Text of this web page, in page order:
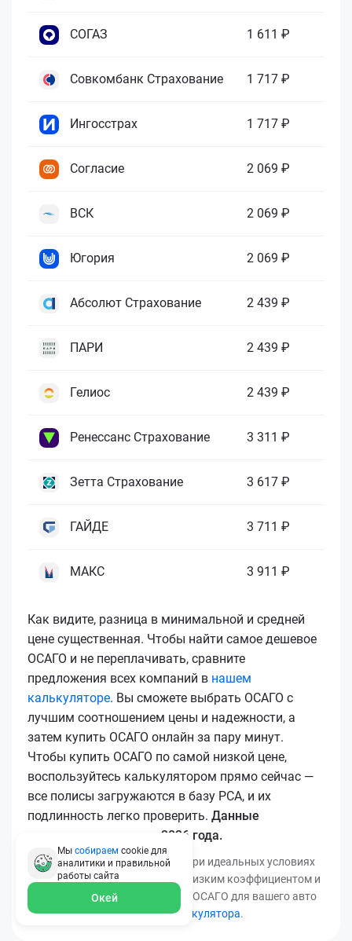
СОГАЗ 1 611 ₽
Совкомбанк Страхование 1 717 ₽
Ингосстрах 1 717 ₽
Согласие 2 069 ₽
ВСК 2 069 ₽
Югория 2 069 ₽
Абсолют Страхование 2 439 ₽
ПАРИ 2 439 ₽
Гелиос 2 439 ₽
Ренессанс Страхование 3 311 ₽
Зетта Страхование 3 617 ₽
ГАЙДЕ 3 711 ₽
МАКС 3 911 ₽
Как видите, разница в минимальной и средней
цене существенная. Чтобы найти самое дешевое
ОСАГО и не переплачивать, сравните
предложения всех компаний в нашем
калькуляторе. Вы сможете выбрать ОСАГО с
лучшим соотношением цены и надежности, а
затем купить ОСАГО онлайн за пару минут.
Чтобы купить ОСАГО по самой низкой цене,
воспользуйтесь калькулятором прямо сейчас —
все полисы загружаются в базу РСА, и их
подлинность легко проверить. Данные
актуальны для марта 2026 года.
*Минимальная цена получена при идеальных условиях
(безаварийный стаж, регион с низким коэффициентом и
т.д.). Узнать точную стоимость ОСАГО для вашего авто
можно с помощьюнашего калькулятора.
Мы собираем cookie для
аналитики и правильной
работы сайта
Окей